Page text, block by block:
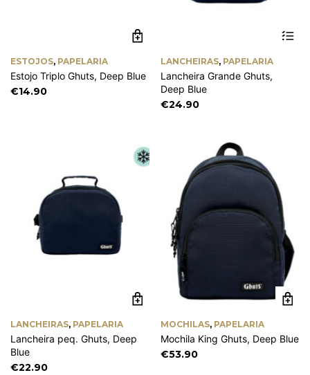
ESTOJOS, PAPELARIA
Estojo Triplo Ghuts, Deep Blue
€14.90
LANCHEIRAS, PAPELARIA
Lancheira Grande Ghuts,
Deep Blue
€24.90
LANCHEIRAS, PAPELARIA
Lancheira peq. Ghuts, Deep
Blue
€22.90
MOCHILAS, PAPELARIA
Mochila King Ghuts, Deep Blue
€53.90